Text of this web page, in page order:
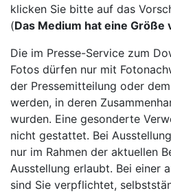
klicken Sie bitte auf das
(Das Medium hat eine Größe
Die im Presse-Service zum
Fotos dürfen nur mit
der Pressemitteilung oder
werden, in deren
wurden. Eine gesonderte
nicht gestattet. Bei
nur im Rahmen der aktuellen
Ausstellung erlaubt. Bei einer
sind Sie verpflichtet,